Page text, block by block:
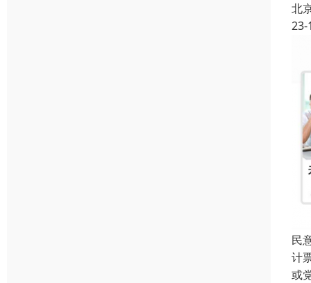
北
23-
民
计
或